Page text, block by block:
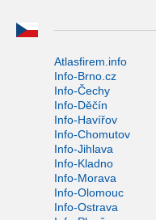
Atlasfirem.info
Info-Brno.cz
Info-Čechy
Info-Děčín
Info-Havířov
Info-Chomutov
Info-Jihlava
Info-Kladno
Info-Morava
Info-Olomouc
Info-Ostrava